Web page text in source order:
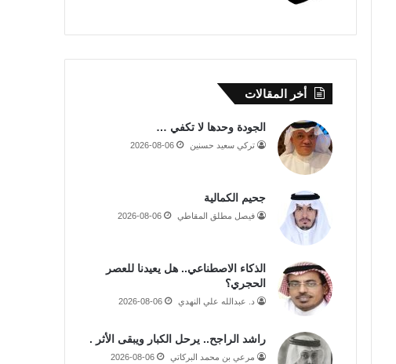
أخر المقالات
الجودة وحدها لا تكفي …
تركي سعيد حسنين 2026-08-06
جحيم الكمالية
فيصل مطلق المقاطي 2026-08-06
الذكاء الاصطناعي.. هل يعيدنا للعصر
الحجري؟
د. عبدالله علي النهدي 2026-08-06
راشد الراجح.. يرحل الكبار ويبقى الأثر .
مرعي بن محمد البركاتي 2026-08-06